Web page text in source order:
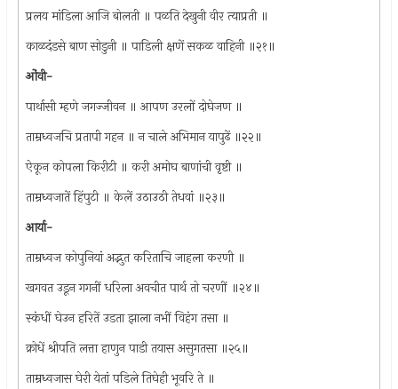
प्रलय मांडिला आजि बोलती ॥ पळति देखुनी वीर त्याप्रती ॥
काळदंडसे बाण सोडुनी ॥ पाडिली क्षणें सकळ वाहिनी ॥२१॥
ओंवी-
पार्थासी म्हणे जगज्जीवन ॥ आपण उरलों दोघेजण ॥
ताम्रध्वजचि प्रतापी गहन ॥ न चाले अभिमान यापुढें ॥२२॥
ऐकून कोपला किरीटी ॥ करी अमोघ बाणांची वृष्टी ॥
ताम्रध्वजातें हिंपुटी ॥ केलें उठाउठी तेधवां ॥२३॥
आर्या-
ताम्रध्वज कोपुनियां अद्भुत करिताचि जाहला करणी ॥
खगवत उडून गगनीं धरिला अवचीत पार्थ तो चरणीं ॥२४॥
स्कंधीं घेउन हरितें उडता झाला नभीं विहंग तसा ॥
क्रोधें श्रीपति लत्ता हाणुन पाडी तयास असुगतसा ॥२५॥
ताम्रध्वजास घेरी येतां पडिले तिघेही भूवरि ते ॥